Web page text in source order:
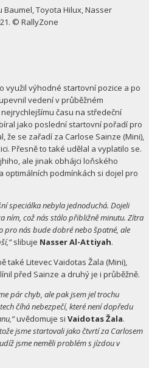
Toyota Hilux, Nasser
© RallyZone
využil výhodné startovní pozice a po
vedení v průběžném
času na středeční
jako poslední startovní pořadí pro
že se zařadí za Carlose Sainze (Mini),
Přesně to také udělal a vyplatilo se.
ale jinak obhájci loňského
optimálních podmínkách si dojel pro
speciálka nebyla jednoduchá. Dojeli
ním, což nás stálo přibližně minutu. Zítra
pro nás bude dobré nebo špatné, ale
slibuje Nasser Al-Attiyah.
také Litevec Vaidotas Žala (Mini),
před Sainze a druhý je i průběžně.
pár chyb, ale pak jsem jel trochu
číhá nebezpečí, které není dopředu
uvědomuje si Vaidotas Žala.
jsme startovali jako čtvrtí za Carlosem
jsme neměli problém s jízdou v